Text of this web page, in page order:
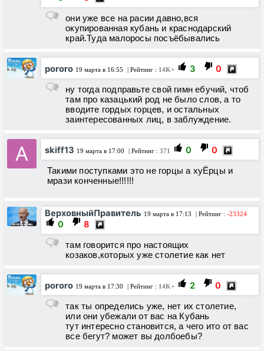
они уже все на расии давно,вся
окупированная кубань и краснодарский
край.Туда малоросы посъёбывались
pororo 19 марта в 16:55 | Рейтинг : 14K+ 3 0
ну тогда подправьте свой гимн ебучий, чтоб
там про казацький род не было слов, а то
вводите гордых горцев, и остальных
заинтересованных лиц, в заблуждение.
skiff13 19 марта в 17:00 | Рейтинг : 371 0 0
Такими поступками это не горцы а хуЁрцы и
мрази конченные!!!!!!
ВерховныйПравитель 19 марта в 17:13 | Рейтинг : -23324
0 8
там говорится про настоящих
козаков,которых уже столетие как нет
pororo 19 марта в 17:30 | Рейтинг : 14K+ 2 0
так ты определись уже, нет их столетие,
или они убежали от вас на Кубань
тут интересно становится, а чего ито от вас
все бегут? может вы долбоебы?